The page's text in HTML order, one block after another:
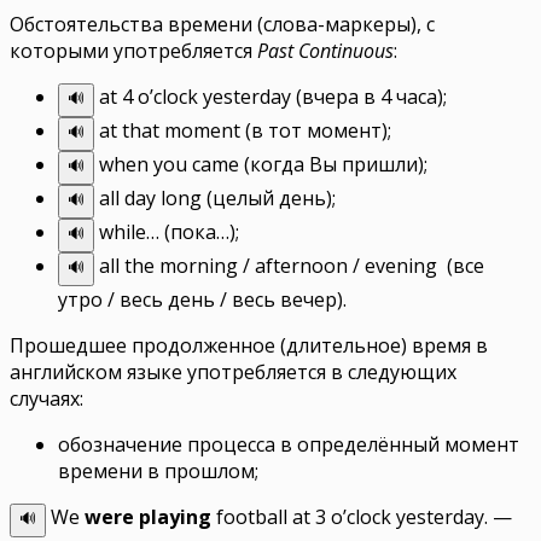
Обстоятельства времени (слова-маркеры), с
которыми употребляется Past Continuous:
🔊 at 4 o’clock yesterday (вчера в 4 часа);
🔊 at that moment (в тот момент);
🔊 when you came (когда Вы пришли);
🔊 all day long (целый день);
🔊 while… (пока…);
🔊
all the morning / afternoon / evening (все
утро / весь день / весь вечер).
Прошедшее продолженное (длительное) время в
английском языке употребляется в следующих
случаях:
обозначение процесса в определённый момент
времени в прошлом;
🔊 We were playing football at 3 o’clock yesterday. —